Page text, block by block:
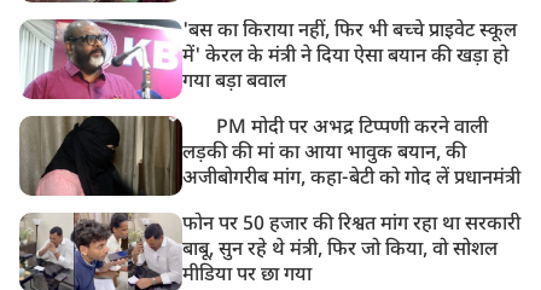
'बस का किराया नहीं, फिर भी बच्चे प्राइवेट स्कूल
में' केरल के मंत्री ने दिया ऐसा बयान की खड़ा हो
गया बड़ा बवाल
PM मोदी पर अभद्र टिप्पणी करने वाली
लड़की की मां का आया भावुक बयान, की
अजीबोगरीब मांग, कहा-बेटी को गोद लें प्रधानमंत्री
फोन पर 50 हजार की रिश्वत मांग रहा था सरकारी
बाबू, सुन रहे थे मंत्री, फिर जो किया, वो सोशल
मीडिया पर छा गया